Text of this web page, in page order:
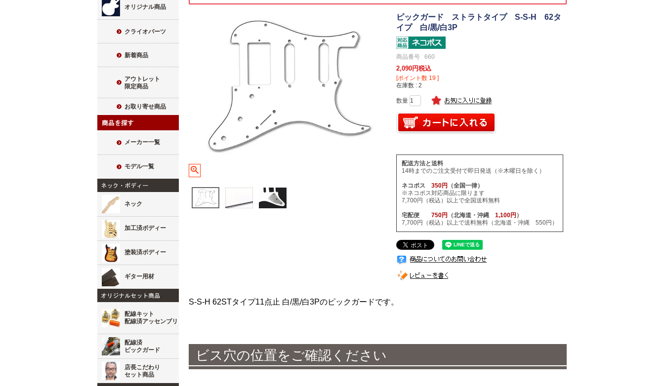
オリジナル商品
クライオパーツ
新着商品
アウトレット
限定商品
お取り寄せ商品
メーカー一覧
モデル一覧
ネック
加工済ボディー
塗装済ボディー
ギター用材
配線キット
配線済アッセンブリ
配線済
ピックガード
店長こだわり
セット商品
ピックガード ストラトタイプ S-S-H 62タ
イプ 白/黒/白3P
商品番号 660
2,090 税込
[ポイント数 19 ]
在庫数
2
配送方法と送料
14時までのご注文受付で即日発送（※木曜日を除く）
ネコポス 350円
（全国一律）
※ネコポス対応商品に限ります
7,700円（税込）以上で全国送料無料
宅配便 750円 （北海道・沖縄 1,100円 ）
7,700円（税込）以上で送料無料（北海道・沖縄 550円）
S-S-H 62STタイプ11点止 白/黒/白3Pのピックガードです。
ビス穴の位置をご確認ください